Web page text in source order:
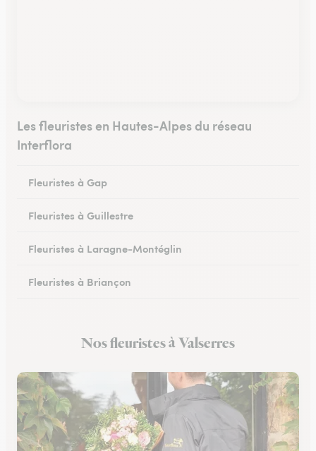
Les fleuristes en Hautes-Alpes du réseau
Interflora
Fleuristes à Gap
Fleuristes à Guillestre
Fleuristes à Laragne-Montéglin
Fleuristes à Briançon
Nos fleuristes à Valserres